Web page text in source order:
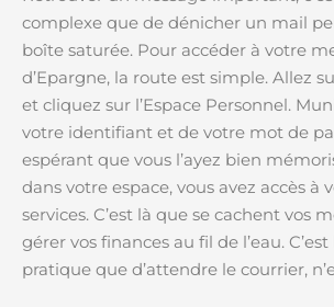
complexe que de dénicher un mail
boîte saturée. Pour accéder à votre
d’Epargne, la route est simple. Allez
et cliquez sur l’Espace Personnel.
votre identifiant et de votre mot de
espérant que vous l’ayez bien
dans votre espace, vous avez accès à
services. C’est là que se cachent vos
gérer vos finances au fil de l’eau.
pratique que d’attendre le courrier,